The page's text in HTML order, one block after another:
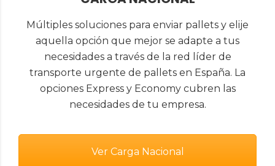
Múltiples soluciones para enviar pallets y elije
aquella opción que mejor se adapte a tus
necesidades a través de la red líder de
transporte urgente de pallets en España. La
opciones Express y Economy cubren las
necesidades de tu empresa.
Ver Carga Nacional